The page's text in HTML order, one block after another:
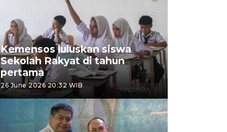
Kemensos luluskan siswa
Sekolah Rakyat di tahun
pertama
26 June 2026 20:32 WIB